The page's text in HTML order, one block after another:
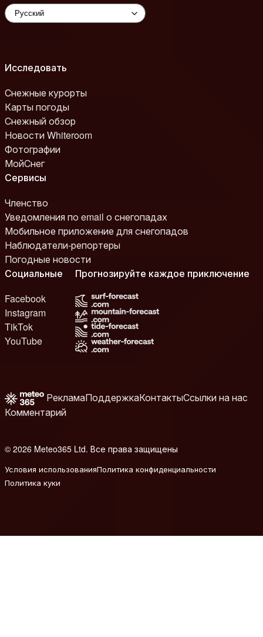
Исследовать
Снежные курорты
Карты погоды
Снежный обзор
Новости Whiteroom
Фотографии
МойСнег
Сервисы
Членство
Уведомления по email о снегопадах
Мобильное приложение для снегопадов
Наблюдатели-репортеры
Погодные новости
Социальные
Facebook
Instagram
TikTok
YouTube
Прогнозируйте каждое приключение
РекламаПоддержкаКонтактыСсылки на нас
Комментарий
© 2026 Meteo365 Ltd. Все права защищены
Условия использованияПолитика конфиденциальности
Политика куки